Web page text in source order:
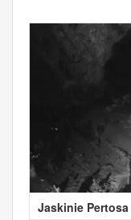
Jaskinie Pertosa